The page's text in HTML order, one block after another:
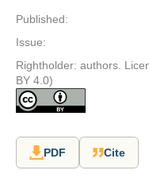
Published:
Issue:
Rightholder: authors.
BY 4.0)
PDF Cite